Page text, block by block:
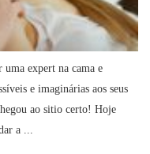
uma expert na cama e
e imaginárias aos seus
ao sitio certo! Hoje
a ...